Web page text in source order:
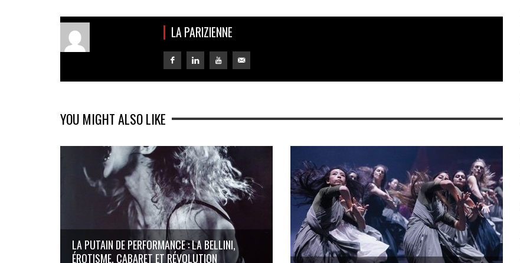
LA PARIZIENNE
YOU MIGHT ALSO LIKE
LA PUTAIN DE PERFORMANCE : LA BELLINI,
ÉROTISME, CABARET ET RÉVOLUTION